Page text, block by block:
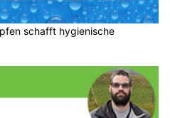
schafft hygienische